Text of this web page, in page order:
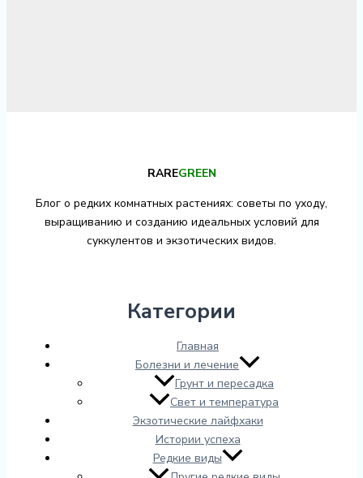
RAREGREEN
Блог о редких комнатных растениях: советы по уходу,
выращиванию и созданию идеальных условий для
суккулентов и экзотических видов.
Категории
Главная
Болезни и лечение
Грунт и пересадка
Свет и температура
Экзотические лайфхаки
Истории успеха
Редкие виды